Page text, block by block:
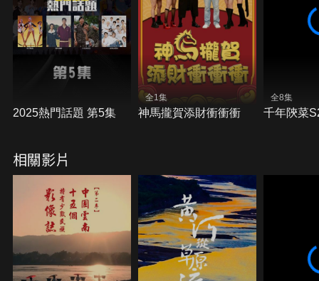
2025熱門話題 第5集
全1集
神馬攏賀添財衝衝衝
全8集
千年陝菜
相關影片